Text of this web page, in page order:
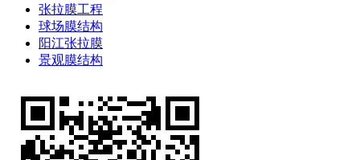
张拉膜工程
球场膜结构
阳江张拉膜
景观膜结构